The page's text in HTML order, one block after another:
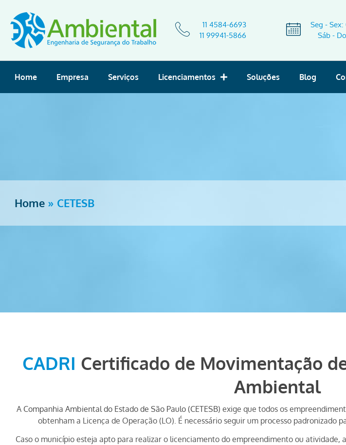
11 4584-6693
11 99941-5866
Seg -
Sáb -
Home Empresa Serviços Licenciamentos Soluções Blog
Home » CETESB
CADRI Certificado de Movimentação
Ambiental
A Companhia Ambiental do Estado de São Paulo (CETESB) exige que todos os
obtenham a Licença de Operação (LO). É necessário seguir um processo padronizado
Caso o município esteja apto para realizar o licenciamento do empreendimento ou